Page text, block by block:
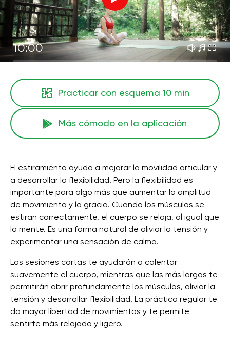
10:00
Practicar con esquema 10 min
Más cómodo en la aplicación
El estiramiento ayuda a mejorar la movilidad articular y
a desarrollar la flexibilidad. Pero la flexibilidad es
importante para algo más que aumentar la amplitud
de movimiento y la gracia. Cuando los músculos se
estiran correctamente, el cuerpo se relaja, al igual que
la mente. Es una forma natural de aliviar la tensión y
experimentar una sensación de calma.
Las sesiones cortas te ayudarán a calentar
suavemente el cuerpo, mientras que las más largas te
permitirán abrir profundamente los músculos, aliviar la
tensión y desarrollar flexibilidad. La práctica regular te
da mayor libertad de movimientos y te permite
sentirte más relajado y ligero.